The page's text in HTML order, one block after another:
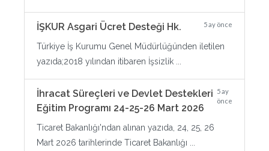
İŞKUR Asgari Ücret Desteği Hk. 5 ay önce
Türkiye İş Kurumu Genel Müdürlüğünden iletilen
yazıda;2018 yılından itibaren İşsizlik ...
İhracat Süreçleri ve Devlet Destekleri
Eğitim Programı 24-25-26 Mart 2026
5 ay
önce
Ticaret Bakanlığı'ndan alınan yazıda, 24, 25, 26
Mart 2026 tarihlerinde Ticaret Bakanlığı ...